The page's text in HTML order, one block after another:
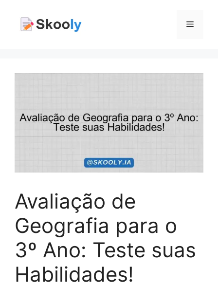
Menu
Avaliação de
Geografia para o
3º Ano: Teste suas
Habilidades!